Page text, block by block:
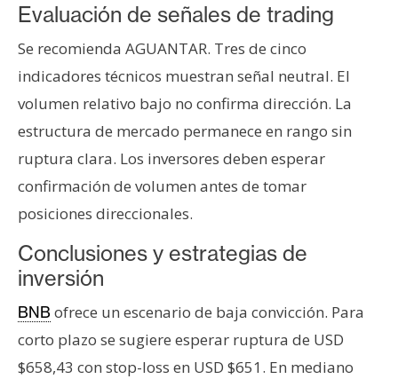
Evaluación de señales de trading
Se recomienda AGUANTAR. Tres de cinco
indicadores técnicos muestran señal neutral. El
volumen relativo bajo no confirma dirección. La
estructura de mercado permanece en rango sin
ruptura clara. Los inversores deben esperar
confirmación de volumen antes de tomar
posiciones direccionales.
Conclusiones y estrategias de
inversión
BNB ofrece un escenario de baja convicción. Para
corto plazo se sugiere esperar ruptura de USD
$658,43 con stop-loss en USD $651. En mediano